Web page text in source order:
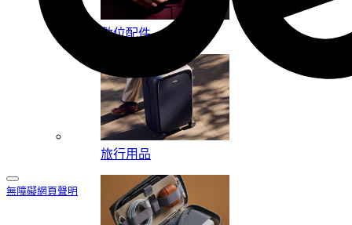
無障礙網頁聲明
數位配件
旅行用品